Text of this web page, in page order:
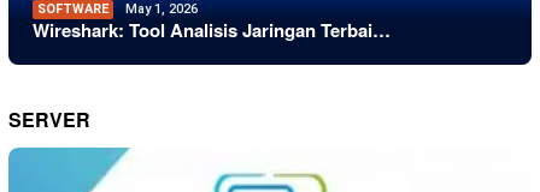
SOFTWARE May 1, 2026
Wireshark: Tool Analisis Jaringan Terbai…
SERVER